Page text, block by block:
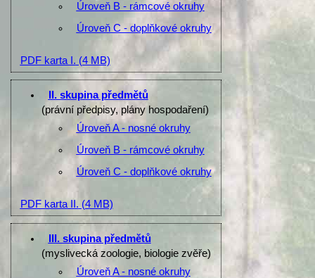
Úroveň B - rámcové okruhy
Úroveň C - doplňkové okruhy
PDF karta I. (4 MB)
II. skupina předmětů
(právní předpisy, plány hospodaření)
Úroveň A - nosné okruhy
Úroveň B - rámcové okruhy
Úroveň C - doplňkové okruhy
PDF karta II. (4 MB)
III. skupina předmětů
(myslivecká zoologie, biologie zvěře)
Úroveň A - nosné okruhy